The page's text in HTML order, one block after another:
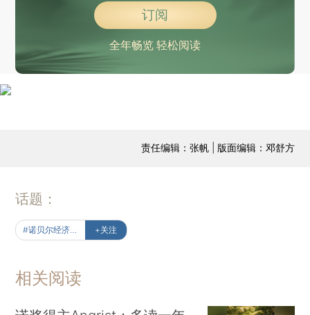
订阅
全年畅览 轻松阅读
责任编辑：张帆 | 版面编辑：邓舒方
话题：
+关注
相关阅读